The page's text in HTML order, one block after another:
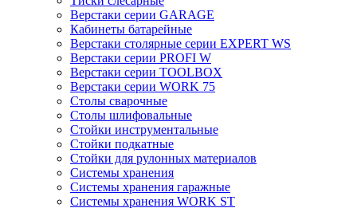
Верстаки серии GARAGE
Кабинеты батарейные
Верстаки столярные серии EXPERT WS
Верстаки серии PROFI W
Верстаки серии TOOLBOX
Верстаки серии WORK 75
Столы сварочные
Столы шлифовальные
Стойки инструментальные
Стойки подкатные
Стойки для рулонных материалов
Системы хранения
Системы хранения гаражные
Системы хранения WORK ST